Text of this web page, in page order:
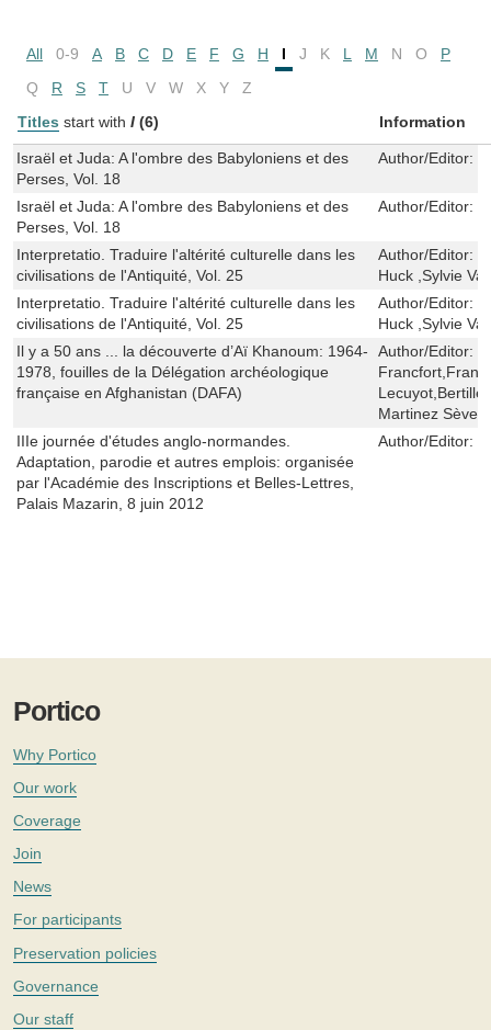
All 0-9 A B C D E F G H I J K L M N O
P
Q
R S T U V W X Y
Z
Titles start with I (6) Information
Israël et Juda: A l'ombre des Babyloniens et des
Perses, Vol. 18
Author/Editor:
Israël et Juda: A l'ombre des Babyloniens et des
Perses, Vol. 18
Author/Editor:
Interpretatio. Traduire l'altérité culturelle dans les
civilisations de l'Antiquité, Vol. 25
Author/Editor:
Huck ,Sylvie
Interpretatio. Traduire l'altérité culturelle dans les
civilisations de l'Antiquité, Vol. 25
Author/Editor:
Huck ,Sylvie
Il y a 50 ans ... la découverte d’Aï Khanoum: 1964-
1978, fouilles de la Délégation archéologique
française en Afghanistan (DAFA)
Author/Editor:
Lecuyot,Bertille
Martinez
IIIe journée d'études anglo-normandes.
Adaptation, parodie et autres emplois: organisée
par l'Académie des Inscriptions et Belles-Lettres,
Palais Mazarin, 8 juin 2012
Author/Editor:
Portico
Why Portico
Our work
Coverage
Join
News
For participants
Preservation policies
Governance
Our staff